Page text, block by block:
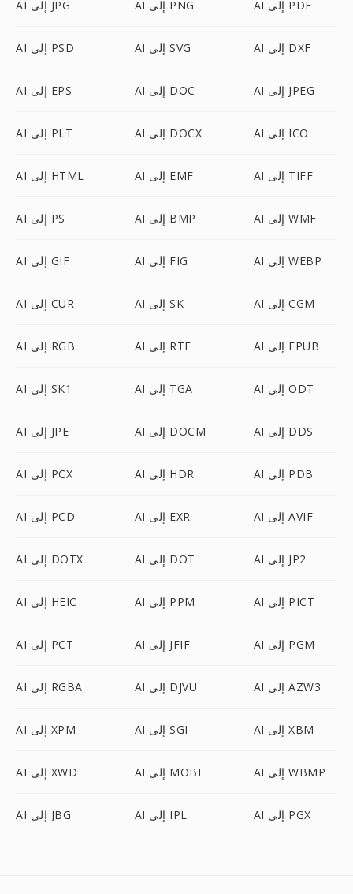
AI إلى JPG AI إلى PNG AI إلى PDF
AI إلى PSD AI إلى SVG AI إلى DXF
AI إلى EPS AI إلى DOC AI إلى JPEG
AI إلى PLT AI إلى DOCX AI إلى ICO
AI إلى HTML AI إلى EMF AI إلى TIFF
AI إلى PS AI إلى BMP AI إلى WMF
AI إلى GIF AI إلى FIG AI إلى WEBP
AI إلى CUR AI إلى SK AI إلى CGM
AI إلى RGB AI إلى RTF AI إلى EPUB
AI إلى SK1 AI إلى TGA AI إلى ODT
AI إلى JPE AI إلى DOCM AI إلى DDS
AI إلى PCX AI إلى HDR AI إلى PDB
AI إلى PCD AI إلى EXR AI إلى AVIF
AI إلى DOTX AI إلى DOT AI إلى JP2
AI إلى HEIC AI إلى PPM AI إلى PICT
AI إلى PCT AI إلى JFIF AI إلى PGM
AI إلى RGBA AI إلى DJVU AI إلى AZW3
AI إلى XPM AI إلى SGI AI إلى XBM
AI إلى XWD AI إلى MOBI AI إلى WBMP
AI إلى JBG AI إلى IPL AI إلى PGX